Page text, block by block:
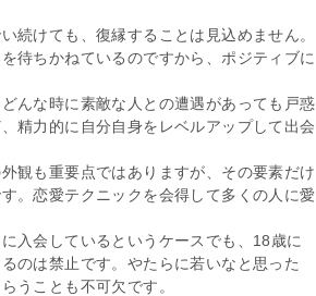
続けても、復縁することは見込めません。
待ちかねているのですから、ポジティブに
んな時に素敵な人との遭遇があっても戸惑
精力的に自分自身をレベルアップして出会
観も重要点ではありますが、その要素だけ
。恋愛テクニックを会得して多くの人に愛
入会しているというケースでも、18歳に
のは禁止です。やたらに若いなと思った
うことも不可欠です。